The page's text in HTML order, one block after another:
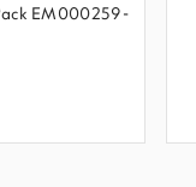
EM000259-